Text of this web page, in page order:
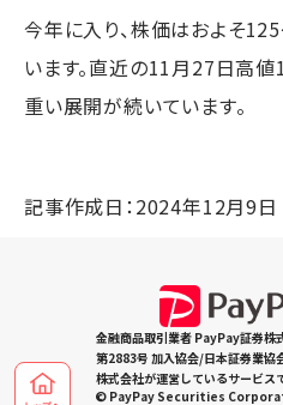
今年に入り、株価はおよそ
います。直近の11月27日高
重い展開が続いています。
記事作成日：2024年12月9日
金融商品取引業者 PayPay証券株
第2883号 加入協会/日本証券業
株式会社が運営しているサービス
© PayPay Securities